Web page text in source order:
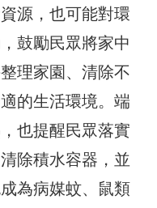
源，也可能對環
鼓勵民眾將家中
理家園、清除不
的生活環境。端
也提醒民眾落實
除積水容器，並
為病媒蚊、鼠類